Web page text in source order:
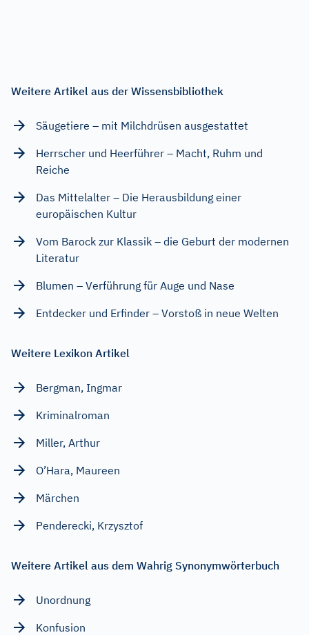
Weitere Artikel aus der Wissensbibliothek
Säugetiere – mit Milchdrüsen ausgestattet
Herrscher und Heerführer – Macht, Ruhm und
Reiche
Das Mittelalter – Die Herausbildung einer
europäischen Kultur
Vom Barock zur Klassik – die Geburt der modernen
Literatur
Blumen – Verführung für Auge und Nase
Entdecker und Erfinder – Vorstoß in neue Welten
Weitere Lexikon Artikel
Bergman, Ingmar
Kriminalroman
Miller, Arthur
O’Hara, Maureen
Märchen
Penderecki, Krzysztof
Weitere Artikel aus dem Wahrig Synonymwörterbuch
Unordnung
Konfusion